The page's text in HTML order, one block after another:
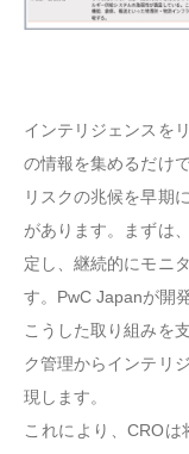
インテリジェンスを
の情報を集めるだけ
リスクの兆候を早期
があります。まずは
定し、継続的にモニ
す。PwC Japanが開
こうした取り組みを
ク管理からインテリ
現します。
これにより、CRO